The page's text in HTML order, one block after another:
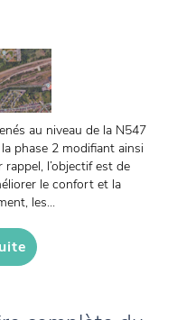
au niveau de la N547
phase 2 modifiant ainsi
l’objectif est de
le confort et la
les...